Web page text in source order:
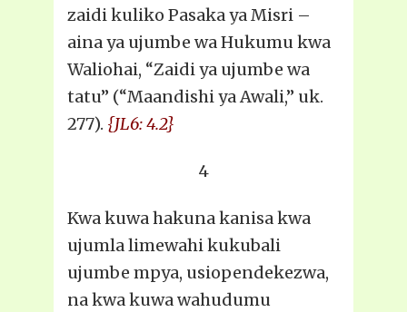
zaidi kuliko Pasaka ya Misri –
aina ya ujumbe wa Hukumu kwa
Waliohai, “Zaidi ya ujumbe wa
tatu” (“Maandishi ya Awali,” uk.
277). {JL6: 4.2}
4
Kwa kuwa hakuna kanisa kwa
ujumla limewahi kukubali
ujumbe mpya, usiopendekezwa,
na kwa kuwa wahudumu